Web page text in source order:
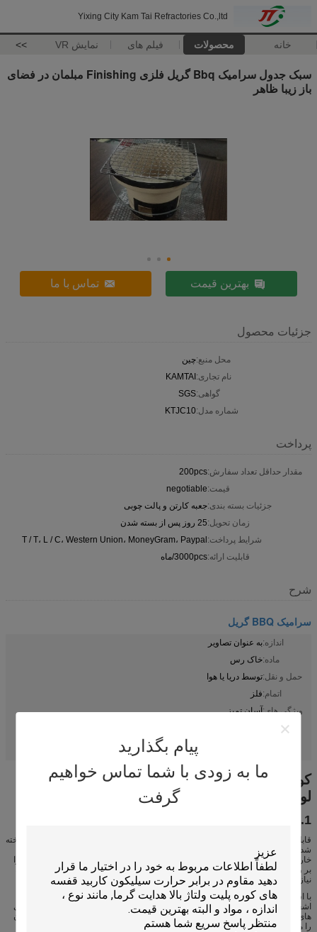
Yixing City Kam Tai Refractories Co.,ltd
خانه محصولات فیلم های نمایش VR >>
پیام بگذارید
ما به زودی با شما تماس خواهیم
گرفت
سبک جدول سرامیک Bbq گریل فلزی Finishing مبلمان در فضای
باز زیبا ظاهر
بهترین قیمت تماس با ما
جزئیات محصول
محل منبع:چین
نام تجاری:KAMTAI
گواهی:SGS
شماره مدل:KTJC10
پرداخت
مقدار حداقل تعداد سفارش:200pcs
قیمت:negotiable
جزئیات بسته بندی:جعبه کارتن و پالت چوبی
زمان تحویل:25 روز پس از بسته شدن
شرایط پرداخت:T / T، L / C، Western Union، MoneyGram، Paypal
قابلیت ارائه:3000pcs/ماه
شرح
سرامیک BBQ گریل
اندازه:به عنوان تصاویر
ماده:خاک رس
حمل و نقل:توسط دریا یا هوا
اتمام:فلز
ویژگی های:آسان تمیز
نرم افزار:
کوره کوره سرامیکی، BBQ کوره قابل حمل
کوره BBQ کوره جدول سبک مبلمان در فضای باز
لوتوس سرامیک BBQ کوره
1. توضیحات
قابل حمل shichirin ژاپن ذغال سنگ ذغال سنگ سرامیک bbq کوره از مواد مختلف ساخته
شده است، بدن اصلی از کوره از خاک رس ساخته شده است. و ما از پوشش دیاتومیت
خارج از بدن استفاده می کنیم، شما می توانید بسیاری از کلمات را در سطح ببینید، آن را
بر روی کاغذ چین نوشته شده است. سپس روی سطح چاپ کنید، ما می توانیم با توجه به
نیاز مشتری سفارشی کنیم.
با استفاده از 100٪ خاکستری دیابتی با کیفیت بالا. Yakitori و BBQ با استفاده از یک اثر
اشعه مادون قرمز بسیار خوشمزه هستند. ویژگی های استقامت برتر، اما به دلیل ویژگی
های خاص محصول، لطفا مراقب باشید که آن را مرطوب. هنگامی که مرطوب است، آن
را می شکند